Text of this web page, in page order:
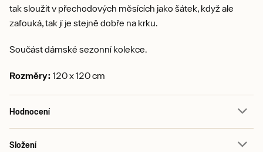
tak sloužit v přechodových měsících jako šátek, když ale
zafouká, tak jí je stejně dobře na krku.
Součást dámské sezonní kolekce.
Rozměry: 120 x 120 cm
Hodnocení
Složení